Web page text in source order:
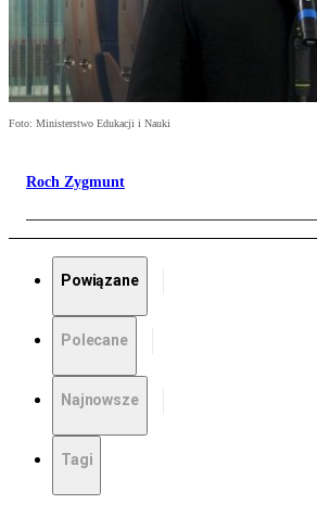
Foto: Ministerstwo Edukacji i Nauki
Roch Zygmunt
Powiązane
Polecane
Najnowsze
Tagi